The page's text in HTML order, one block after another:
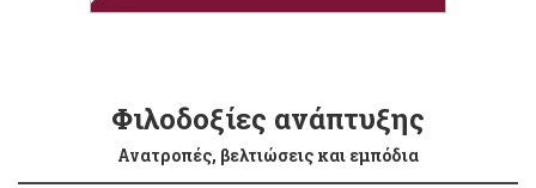
Φιλοδοξίες ανάπτυξης
Ανατροπές, βελτιώσεις και εμπόδια